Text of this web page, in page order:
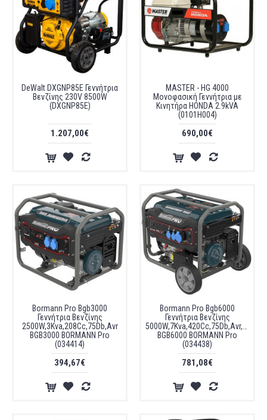
DeWalt DXGNP85E Γεννήτρια
Βενζίνης 230V 8500W
(DXGNP85E)
1.207,00€
MASTER - HG 4000
Μονοφασική Γεννήτρια με
Κινητήρα HONDA 2.9kVA
(0101H004)
690,00€
Bormann Pro Bgb3000
Γεννήτρια Βενζίνης
2500W,3Kva,208Cc,75Db,Avr
BGB3000 BORMANN Pro
(034414)
394,67€
Bormann Pro Bgb6000
Γεννήτρια Βενζίνης
BGB6000 BORMANN Pro
(034438)
781,08€